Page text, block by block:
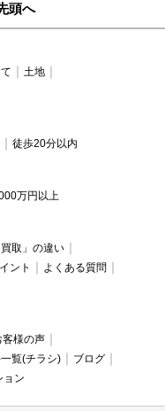
頭へ
土地
徒歩20分以内
万円以上
買取」の違い
ント
よくある質問
客様の声
覧(チラシ)
ブログ
ョン